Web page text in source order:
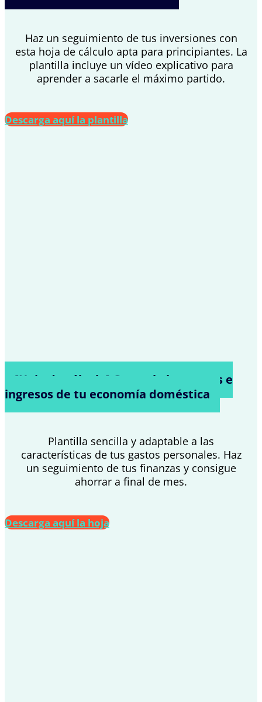
Haz un seguimiento de tus inversiones con
esta hoja de cálculo apta para principiantes. La
plantilla incluye un vídeo explicativo para
aprender a sacarle el máximo partido.
Descarga aquí la plantilla
[Hoja de cálculo] Controla los gastos e
ingresos de tu economía doméstica
Plantilla sencilla y adaptable a las
características de tus gastos personales. Haz
un seguimiento de tus finanzas y consigue
ahorrar a final de mes.
Descarga aquí la hoja